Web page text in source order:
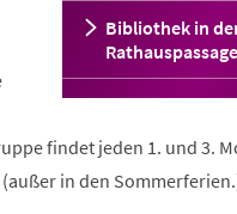
Bibliothek in
Rathauspassage
findet jeden 1. und 3.
in den